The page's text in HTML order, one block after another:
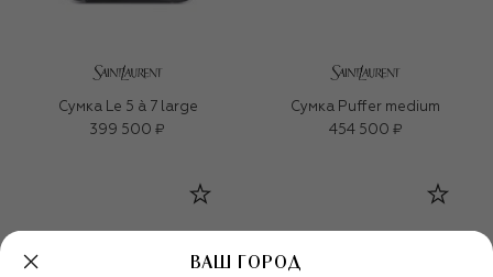
Сумка Le 5 à 7 large
399 500 ₽
Сумка Puffer medium
454 500 ₽
ВАШ ГОРОД